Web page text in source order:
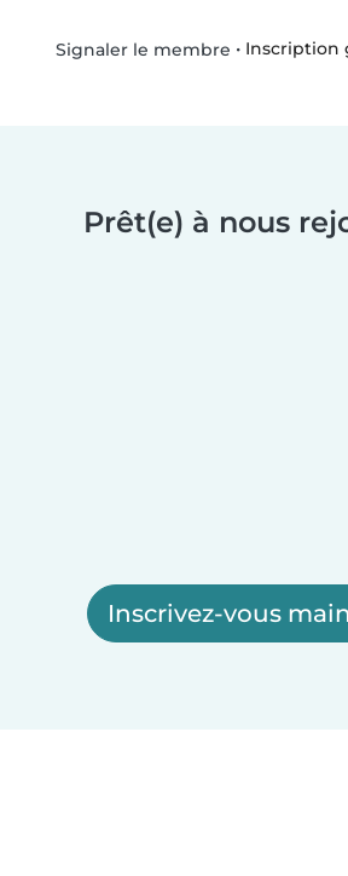
Signaler le membre • Inscription
Prêt(e) à nous
Inscrivez-vous